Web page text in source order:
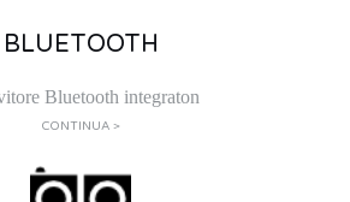
BLUETOOTH
Bluetooth integraton
CONTINUA >